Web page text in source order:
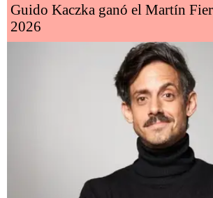
Guido Kaczka ganó el Martín
2026